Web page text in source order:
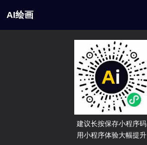
AI绘画
建议长按保存小程序码
用小程序体验大幅提升